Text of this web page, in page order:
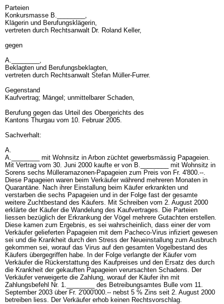
Parteien
Konkursmasse B.________,
Klägerin und Berufungsklägerin,
vertreten durch Rechtsanwalt Dr. Roland Keller,
gegen
A.________,
Beklagten und Berufungsbeklagten,
vertreten durch Rechtsanwalt Stefan Müller-Furrer.
Gegenstand
Kaufvertrag; Mängel; unmittelbarer Schaden,
Berufung gegen das Urteil des Obergerichts des
Kantons Thurgau vom 10. Februar 2005.
Sachverhalt:
A.
A.________ mit Wohnsitz in Arbon züchtet gewerbsmässig Papageien.
Mit Vertrag vom 30. Juni 2000 kaufte er von B.________ mit Wohnsitz in
Sorens sechs Mülleramazonen-Papageien zum Preis von Fr. 4'800.--.
Diese Papageien waren beim Verkäufer während mehreren Monaten in
Quarantäne. Nach ihrer Einstallung beim Käufer erkrankten und
verstarben die sechs Papageien und in der Folge fast der gesamte
weitere Zuchtbestand des Käufers. Mit Schreiben vom 2. August 2000
erklärte der Käufer die Wandelung des Kaufvertrages. Die Parteien
liessen bezüglich der Erkrankung der Vögel mehrere Gutachten erstellen.
Diese kamen zum Ergebnis, es sei wahrscheinlich, dass einer der vom
Verkäufer gelieferten Papageien mit dem Pacheco-Virus infiziert gewesen
sei und die Krankheit durch den Stress der Neueinstallung zum Ausbruch
gekommen sei, worauf das Virus auf den gesamten Vogelbestand des
Käufers übergegriffen habe. In der Folge verlangte der Käufer vom
Verkäufer die Rückerstattung des Kaufpreises und den Ersatz des durch
die Krankheit der gekauften Papageien verursachten Schadens. Der
Verkäufer verweigerte die Zahlung, worauf der Käufer ihn mit
Zahlungsbefehl Nr. 1.________ des Betreibungsamtes Bulle vom 11.
September 2003 über Fr. 2'000'000.-- nebst 5 % Zins seit 2. August 2000
betreiben liess. Der Verkäufer erhob keinen Rechtsvorschlag.